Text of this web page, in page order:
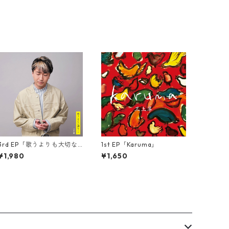
EP「歌うよりも大切な
と」
1st EP「Karuma」
¥1,650